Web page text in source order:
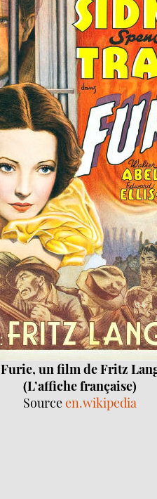
Furie, un film de Fritz
(L’affiche française)
Sourceen.wikipedia